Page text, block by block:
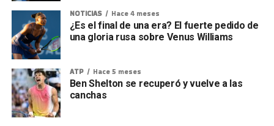
NOTICIAS Hace 4 meses
¿Es el final de una era? El fuerte pedido de
una gloria rusa sobre Venus Williams
ATP Hace 5 meses
Ben Shelton se recuperó y vuelve a las
canchas